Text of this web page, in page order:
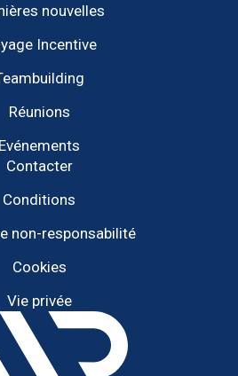
nouvelles
Incentive
Réunions
Evénements
Contacter
Conditions
non-responsabilité
Cookies
Vie privée